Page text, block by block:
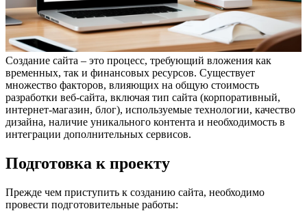
Создание сайта – это процесс, требующий вложения как
временных, так и финансовых ресурсов. Существует
множество факторов, влияющих на общую стоимость
разработки веб-сайта, включая тип сайта (корпоративный,
интернет-магазин, блог), используемые технологии, качество
дизайна, наличие уникального контента и необходимость в
интеграции дополнительных сервисов.
Подготовка к проекту
Прежде чем приступить к созданию сайта, необходимо
провести подготовительные работы: